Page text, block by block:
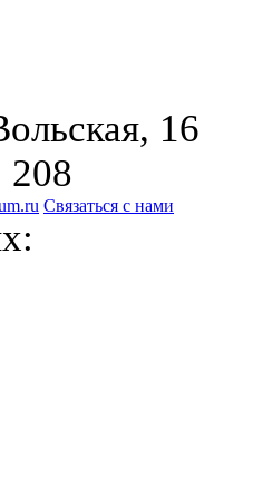
16
208
Связаться с нами